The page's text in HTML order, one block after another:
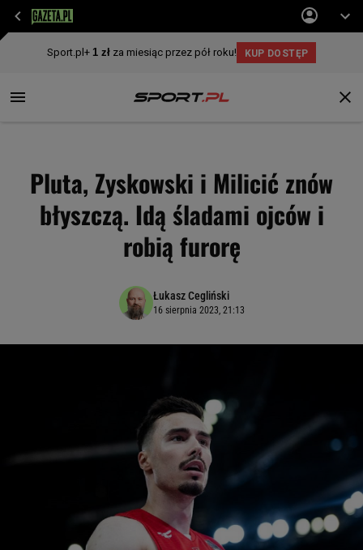
Pluta, Zyskowski i Milicić znów
błyszczą. Idą śladami ojców i
robią furorę
Łukasz Cegliński
16 sierpnia 2023, 21:13